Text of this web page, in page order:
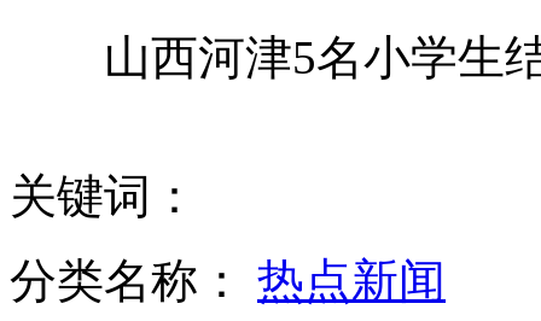
多国民众抗议政府使用核能
白领沉迷赌博 信用卡非法巨额套现
韩加强航空管制 履行对朝制裁决议
山西河津5名小学生结
关键词：
分类名称： 热点新闻